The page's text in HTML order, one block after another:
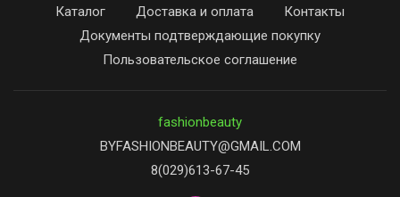
Каталог Доставка и оплата
Контакты
Документы подтверждающие покупку
Пользовательское соглашение
fashionbeauty
BYFASHIONBEAUTY@GMAIL.COM
8(029)613-67-45